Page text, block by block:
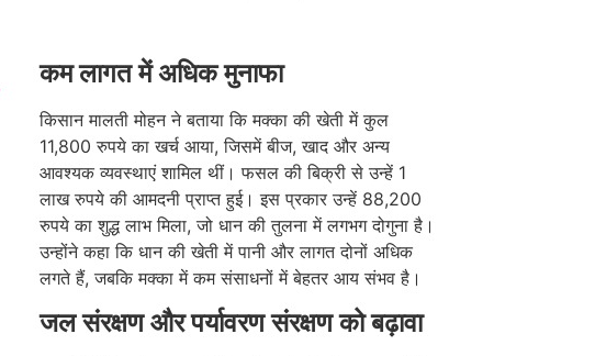
कम लागत में अधिक मुनाफा
किसान मालती मोहन ने बताया कि मक्का की खेती में कुल
11,800 रुपये का खर्च आया, जिसमें बीज, खाद और अन्य
आवश्यक व्यवस्थाएं शामिल थीं। फसल की बिक्री से उन्हें 1
लाख रुपये की आमदनी प्राप्त हुई। इस प्रकार उन्हें 88,200
रुपये का शुद्ध लाभ मिला, जो धान की तुलना में लगभग दोगुना है।
उन्होंने कहा कि धान की खेती में पानी और लागत दोनों अधिक
लगते हैं, जबकि मक्का में कम संसाधनों में बेहतर आय संभव है।
जल संरक्षण और पर्यावरण संरक्षण को बढ़ावा